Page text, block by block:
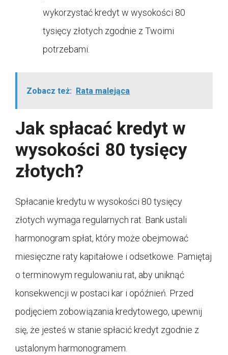
wykorzystać kredyt w wysokości 80
tysięcy złotych zgodnie z Twoimi
potrzebami.
Zobacz też: Rata malejąca
Jak spłacać kredyt w
wysokości 80 tysięcy
złotych?
Spłacanie kredytu w wysokości 80 tysięcy
złotych wymaga regularnych rat. Bank ustali
harmonogram spłat, który może obejmować
miesięczne raty kapitałowe i odsetkowe. Pamiętaj
o terminowym regulowaniu rat, aby uniknąć
konsekwencji w postaci kar i opóźnień. Przed
podjęciem zobowiązania kredytowego, upewnij
się, że jesteś w stanie spłacić kredyt zgodnie z
ustalonym harmonogramem.